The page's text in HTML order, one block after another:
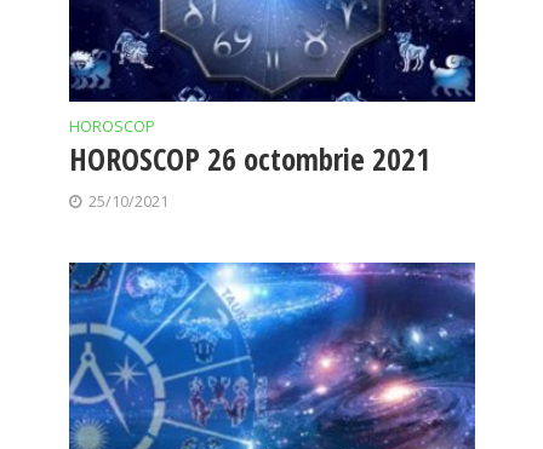
HOROSCOP
HOROSCOP 26 octombrie 2021
25/10/2021